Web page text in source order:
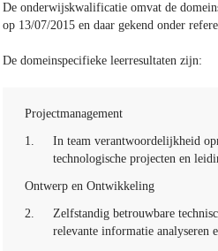
De onderwijskwalificatie omvat de
op 13/07/2015 en daar gekend onder
De domeinspecifieke leerresultaten zijn:
Projectmanagement
1.
In team verantwoordelijkheid
technologische projecten en
Ontwerp en Ontwikkeling
2.
Zelfstandig betrouwbare
relevante informatie analyseren